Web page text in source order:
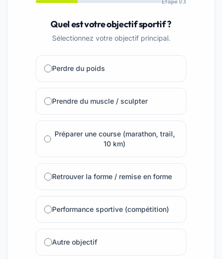
Quel est votre objectif sportif ?
Sélectionnez votre objectif principal.
Perdre du poids
Prendre du muscle / sculpter
Préparer une course (marathon, trail,
10 km)
Retrouver la forme / remise en forme
Performance sportive (compétition)
Autre objectif